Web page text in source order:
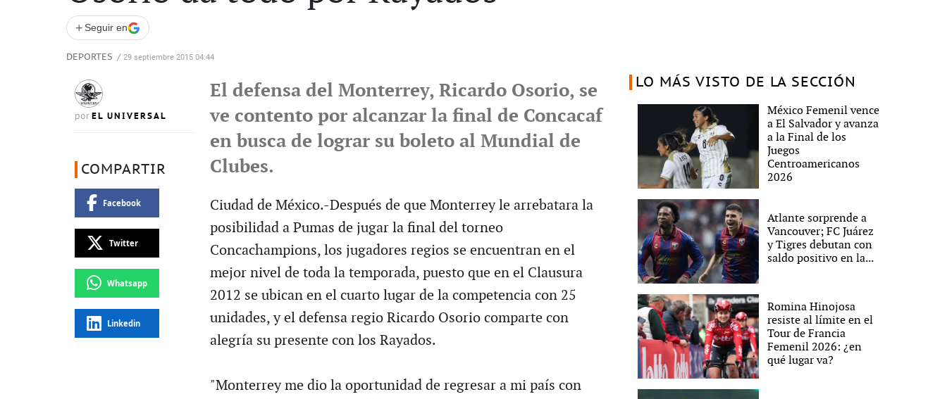
+ Seguir en
DEPORTES / 29 septiembre 2015 04:44
por EL UNIVERSAL
COMPARTIR
Facebook
Twitter
Whatsapp
Linkedin
El defensa del Monterrey, Ricardo Osorio, se
ve contento por alcanzar la final de Concacaf
en busca de lograr su boleto al Mundial de
Clubes.
Ciudad de México.-Después de que Monterrey le arrebatara la
posibilidad a Pumas de jugar la final del torneo
Concachampions, los jugadores regios se encuentran en el
mejor nivel de toda la temporada, puesto que en el Clausura
2012 se ubican en el cuarto lugar de la competencia con 25
unidades, y el defensa regio Ricardo Osorio comparte con
alegría su presente con los Rayados.
"Monterrey me dio la oportunidad de regresar a mi país con
LO MÁS VISTO DE LA SECCIÓN
México Femenil vence
a El Salvador y avanza
a la Final de los
Juegos
Centroamericanos
2026
Atlante sorprende a
Vancouver; FC Juárez
y Tigres debutan con
saldo positivo en la...
Romina Hinojosa
resiste al límite en el
Tour de Francia
Femenil 2026: ¿en
qué lugar va?